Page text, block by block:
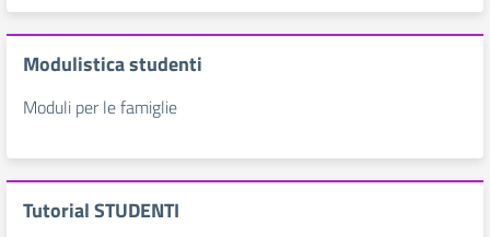
Modulistica studenti
Moduli per le famiglie
Tutorial STUDENTI